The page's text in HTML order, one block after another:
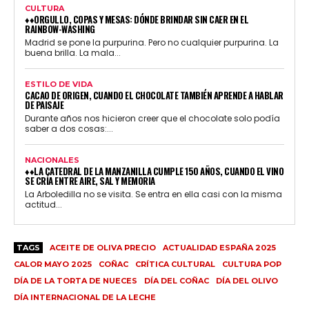
CULTURA
♦♦ORGULLO, COPAS Y MESAS: DÓNDE BRINDAR SIN CAER EN EL
RAINBOW-WASHING
Madrid se pone la purpurina. Pero no cualquier purpurina. La
buena brilla. La mala...
ESTILO DE VIDA
CACAO DE ORIGEN, CUANDO EL CHOCOLATE TAMBIÉN APRENDE A HABLAR
DE PAISAJE
Durante años nos hicieron creer que el chocolate solo podía
saber a dos cosas:...
NACIONALES
♦♦LA CATEDRAL DE LA MANZANILLA CUMPLE 150 AÑOS, CUANDO EL VINO
SE CRÍA ENTRE AIRE, SAL Y MEMORIA
La Arboledilla no se visita. Se entra en ella casi con la misma
actitud...
TAGS ACEITE DE OLIVA PRECIO
ACTUALIDAD ESPAÑA 2025
CALOR MAYO 2025
COÑAC CRÍTICA CULTURAL
CULTURA POP
DÍA DE LA TORTA DE NUECES
DÍA DEL COÑAC
DÍA DEL OLIVO
DÍA INTERNACIONAL DE LA LECHE